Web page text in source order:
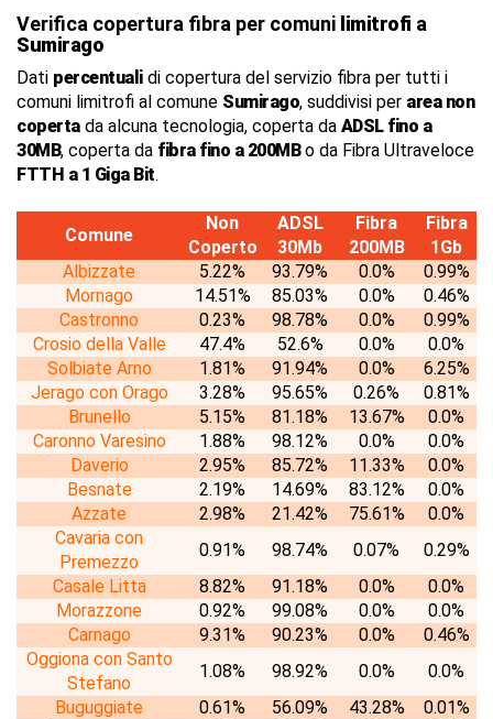
Verifica copertura fibra per comuni limitrofi a
Sumirago
Dati percentualidi copertura del servizio fibra per tutti i
comuni limitrofi al comune Sumirago, suddivisi per area non
copertada alcuna tecnologia, coperta da ADSL fino a
30MB, coperta da fibra fino a 200MBo da Fibra Ultraveloce
FTTH a 1 Giga Bit.
Comune
Non
Coperto
ADSL
30Mb
Fibra
200MB
Fibra
1Gb
Albizzate
5.22% 93.79% 0.0%
0.99%
Mornago
14.51% 85.03% 0.0%
0.46%
Castronno
0.23% 98.78% 0.0%
0.99%
Crosio della Valle
47.4% 52.6% 0.0%
0.0%
Solbiate Arno
1.81% 91.94% 0.0%
6.25%
Jerago con Orago
3.28% 95.65% 0.26%
0.81%
Brunello
5.15% 81.18% 13.67%
0.0%
Caronno Varesino
1.88% 98.12% 0.0%
0.0%
Daverio
2.95% 85.72% 11.33%
0.0%
Besnate
2.19% 14.69% 83.12%
0.0%
Azzate
2.98% 21.42% 75.61%
0.0%
Cavaria con
Premezzo
0.91% 98.74% 0.07%
0.29%
Casale Litta
8.82% 91.18% 0.0%
0.0%
Morazzone
0.92% 99.08% 0.0%
0.0%
Carnago
9.31% 90.23% 0.0%
0.46%
Oggiona con Santo
Stefano
1.08% 98.92% 0.0%
0.0%
Buguggiate
0.61% 56.09% 43.28%
0.01%